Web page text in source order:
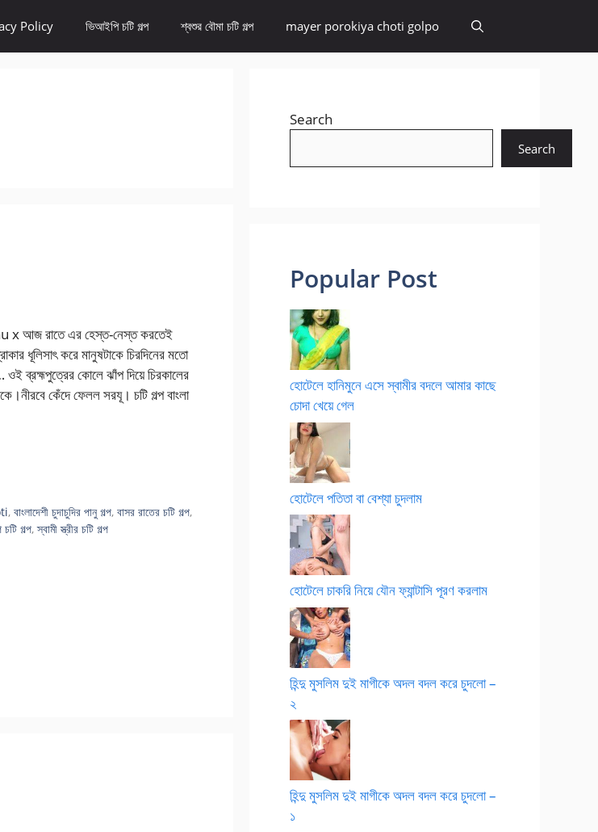
Policy ভিআইপি চটি গল্প শ্বশুর বৌমা চটি গল্প mayer porokiya choti golpo
x আজ রাতে এর হেস্ত-নেস্ত করতেই
ধূলিসাৎ করে মানুষটাকে চিরদিনের মতো
ব্রহ্মপুত্রের কোলে ঝাঁপ দিয়ে চিরকালের
কেঁদে ফেলল সরযূ। চটি গল্প বাংলা
,বাংলাদেশী চুদাচুদির পানু গল্প,বাসর রাতের চটি গল্প,
গল্প,স্বামী স্ত্রীর চটি গল্প
Search
Search
Popular Post
হোটেলে হানিমুনে এসে স্বামীর বদলে আমার কাছে
চোদা খেয়ে গেল
হোটেলে পতিতা বা বেশ্যা চুদলাম
হোটেলে চাকরি নিয়ে যৌন ফ্যান্টাসি পূরণ করলাম
হিন্দু মুসলিম দুই মাগীকে অদল বদল করে চুদলো –
২
হিন্দু মুসলিম দুই মাগীকে অদল বদল করে চুদলো –
১